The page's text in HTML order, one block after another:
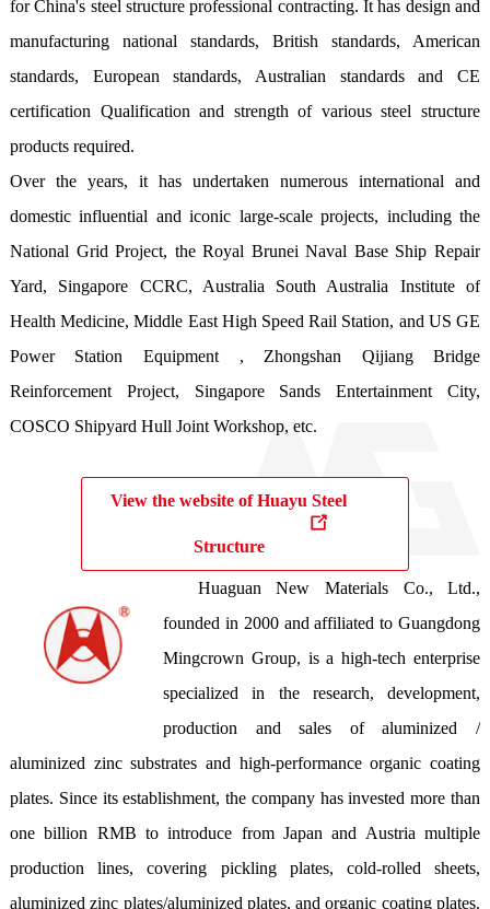
for China's steel structure professional contracting. It has design and
manufacturing national standards, British standards, American
standards, European standards, Australian standards and CE
certification Qualification and strength of various steel structure
products required.
Over the years, it has undertaken numerous international and
domestic influential and iconic large-scale projects, including the
National Grid Project, the Royal Brunei Naval Base Ship Repair
Yard, Singapore CCRC, Australia South Australia Institute of
Health Medicine, Middle East High Speed Rail Station, and US GE
Power Station Equipment , Zhongshan Qijiang Bridge
Reinforcement Project, Singapore Sands Entertainment City,
COSCO Shipyard Hull Joint Workshop, etc.
View the website of Huayu Steel
Structure
Huaguan New Materials Co., Ltd.,
founded in 2000 and affiliated to Guangdong
Mingcrown Group, is a high-tech enterprise
specialized in the research, development,
production and sales of aluminized /
aluminized zinc substrates and high-performance organic coating
plates. Since its establishment, the company has invested more than
one billion RMB to introduce from Japan and Austria multiple
production lines, covering pickling plates, cold-rolled sheets,
aluminized zinc plates/aluminized plates, and organic coating plates.